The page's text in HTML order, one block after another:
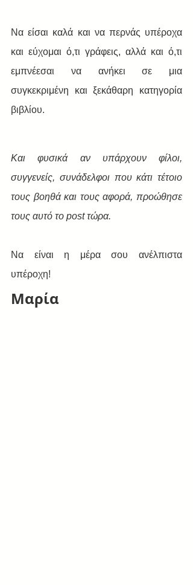
Να είσαι καλά και να περνάς υπέροχα
και εύχομαι ό,τι γράφεις, αλλά και ό,τι
εμπνέεσαι να ανήκει σε μια
συγκεκριμένη και ξεκάθαρη κατηγορία
βιβλίου.
Και φυσικά αν υπάρχουν φίλοι,
συγγενείς, συνάδελφοι που κάτι τέτοιο
τους βοηθά και τους αφορά, προώθησε
τους αυτό το post τώρα.
Να είναι η μέρα σου ανέλπιστα
υπέροχη!
Μαρία